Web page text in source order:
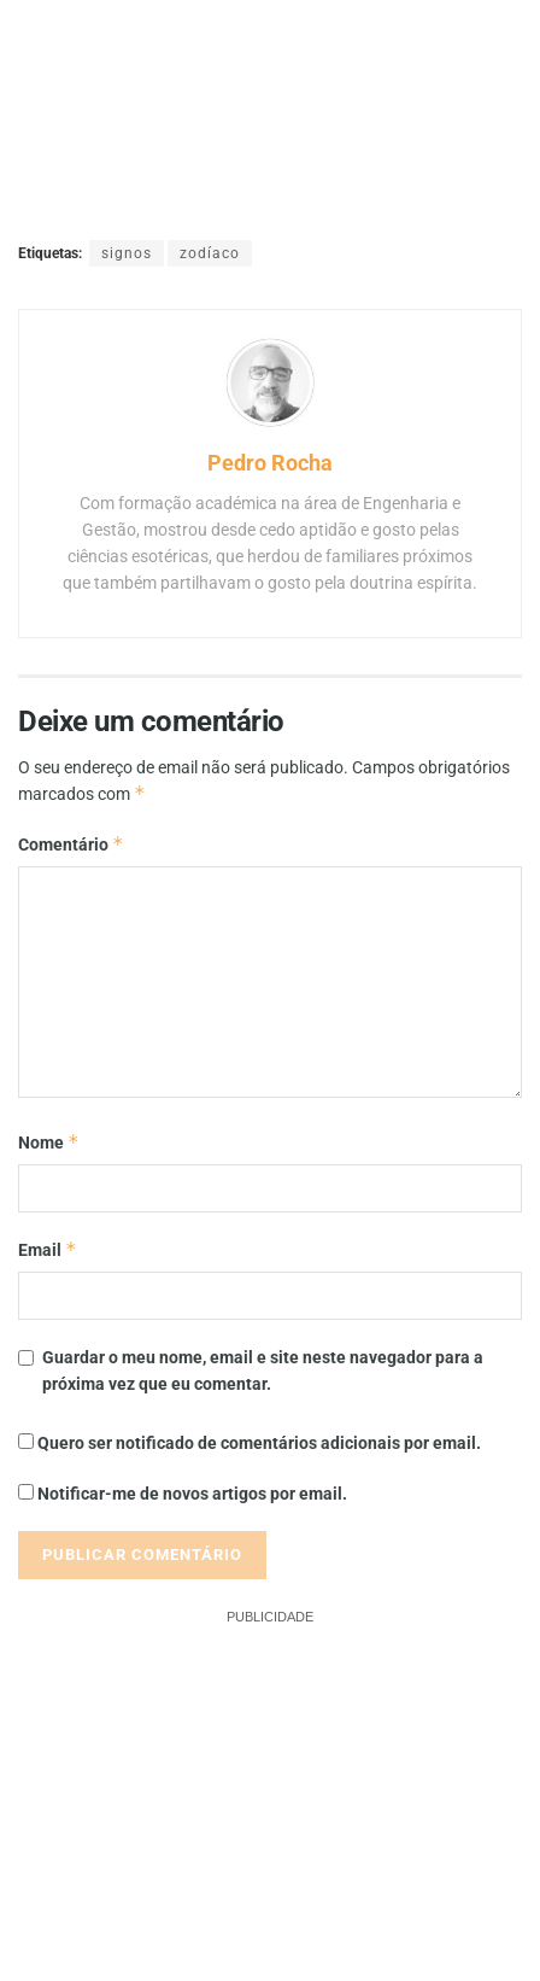
Etiquetas: signos zodíaco
Pedro Rocha
Com formação académica na área de Engenharia e
Gestão, mostrou desde cedo aptidão e gosto pelas
ciências esotéricas, que herdou de familiares próximos
que também partilhavam o gosto pela doutrina espírita.
Deixe um comentário
O seu endereço de email não será publicado. Campos obrigatórios
marcados com *
Comentário *
Nome *
Email *
Guardar o meu nome, email e site neste navegador para a
próxima vez que eu comentar.
Quero ser notificado de comentários adicionais por email.
Notificar-me de novos artigos por email.
PUBLICIDADE